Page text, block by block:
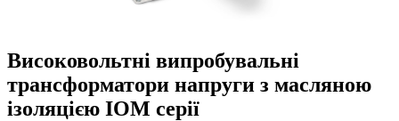
Високовольтні випробувальні
трансформатори напруги з масляною
ізоляцією IOM серії